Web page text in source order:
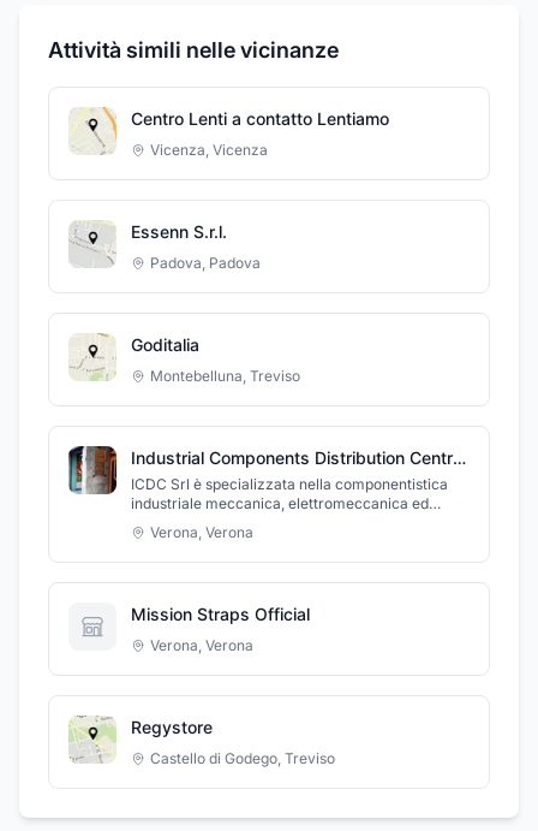
Attività simili nelle vicinanze
Centro Lenti a contatto Lentiamo
Vicenza, Vicenza
Essenn S.r.l.
Padova, Padova
Goditalia
Montebelluna, Treviso
Industrial Components Distribution Centres S.r.l.
ICDC Srl è specializzata nella componentistica
industriale meccanica, elettromeccanica ed
elettronica per il mercato B2B.
Verona, Verona
Mission Straps Official
Verona, Verona
Regystore
Castello di Godego, Treviso